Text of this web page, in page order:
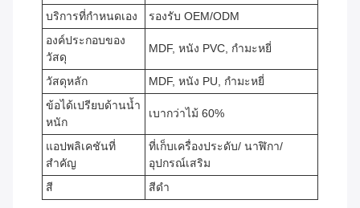
บริการที่กำหนดเอง
รองรับ OEM/ODM
องค์ประกอบของ
วัสดุ
MDF, หนัง PVC, กำมะหยี่
วัสดุหลัก
MDF, หนัง PU, กำมะหยี่
ข้อได้เปรียบด้านน้ำ
หนัก
เบากว่าไม้ 60%
แอปพลิเคชันที่
สำคัญ
ที่เก็บเครื่องประดับ/ นาฬิกา/
อุปกรณ์เสริม
สี
สีดำ